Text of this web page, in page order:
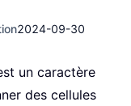
2024-09-30
un caractère
des cellules